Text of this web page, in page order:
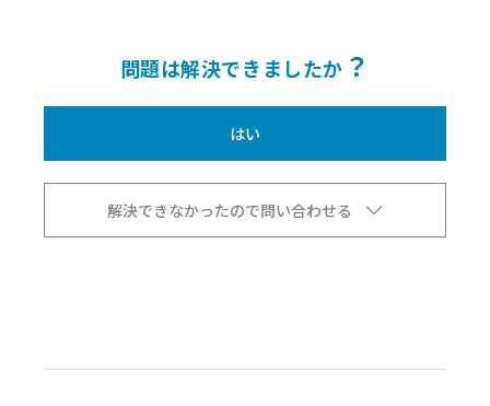
問題は解決できましたか ？
はい
解決できなかったので問い合わせる